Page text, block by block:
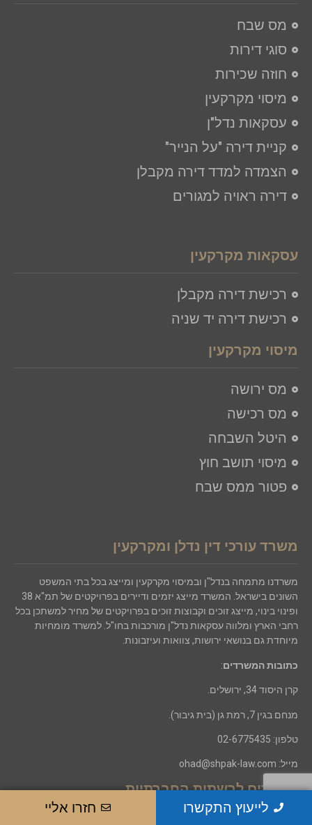
מס שבח
סוגי דירות
חוזה שכירות
מיסוי מקרקעין
עסקאות נדל"ן
קניית דירה "על הנייר"
הצמדה למדד דירה מקבלן
דירה ראויה למגורים
עסקאות מקרקעין
רכישת דירה מקבלן
רכישת דירה יד שניה
מיסוי מקרקעין
מס ירושה
מס רכישה
היטל השבחה
מיסוי תושב חוץ
פטור ממס שבח
משרד עורכי דין נדלן ומקרקעין
משרדנו מתמחה בנדל"ן ובמיסוי מקרקעין ומייצג בכל בתי המשפט
השונים בישראל. המשרד מייצג יזמים ודיירים בפרויקטים של תמ"א 38
ופינוי בינוי, מייצג זוכים וקבוצות זוכים בפרויקטים של מחיר למשתכן בכל
רחבי הארץ ומלווה עסקאות נדל"ן מורכבות בחו"ל. למשרד מומחיות
מיוחדת גם בנושאי ירושות, צוואות ועיזבונות.
כתובות המשרדים:
קרן היסוד 34, ירושלים.
מנחם בגין 7, רמת גן (בית גיבור).
טלפון: 02-6775435
מייל: ohad@shpak-law.com
קישורים לרשתות החברתיות
לייעוץ התקשרו
חזרו אליי